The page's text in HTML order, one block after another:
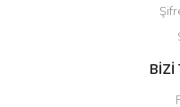
BİZİ